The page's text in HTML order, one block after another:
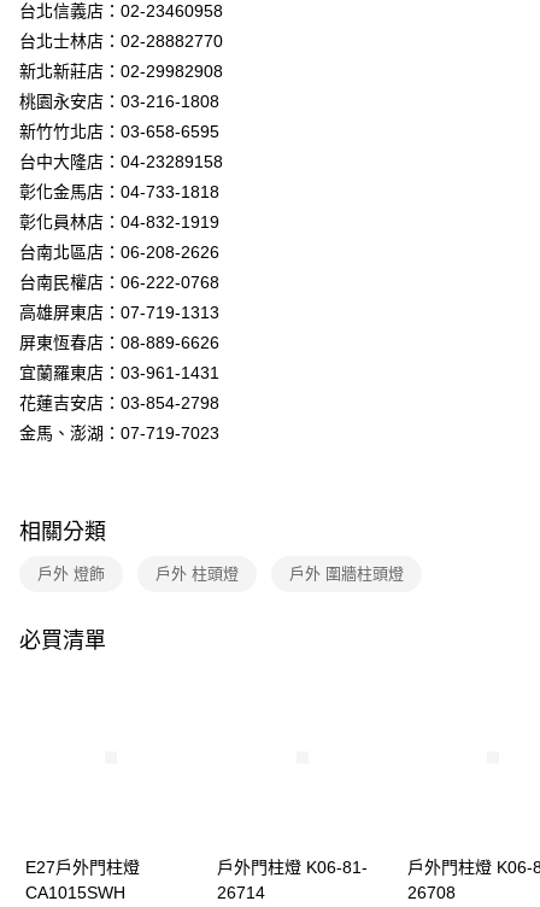
悠遊付
Google Pay
全盈+PAY
AFTEE先享後付
相關說明
【關於「AFTEE先享後付」】
AFTEE先享後付是「在收到商品之後才付款」的支付方式。 讓您購物簡單
便利好安心！
１．簡單：不需註冊會員、不需綁卡、不需儲值。
３．安心：先確認商品／服務後，再付款。
【「AFTEE先享後付」結帳流程】
１．於結帳方式選擇「AFTEE先享後付」後，將跳轉至「AFTEE先享後付」
結帳頁面，進行簡訊認證並確認金額後，即可完成結帳。
２．訂單成立數日內，您將收到繳費通知簡訊。
後付繳納相關費用。
是否繳費成功／繳費後需取消欲退款等相關疑問，請聯繫「AFTEE先享後付
【注意事項】
時審查核予不同之上限額度；若仍有額度不足之情形，本公司將視審查結果
請求用戶進行身份認證。
ATM付款
運送方式
新竹貨運宅配
台北信義店：02-23460958
台北士林店：02-28882770
新北新莊店：02-29982908
桃園永安店：03-216-1808
新竹竹北店：03-658-6595
台中大隆店：04-23289158
彰化金馬店：04-733-1818
彰化員林店：04-832-1919
台南北區店：06-208-2626
台南民權店：06-222-0768
高雄屏東店：07-719-1313
屏東恆春店：08-889-6626
宜蘭羅東店：03-961-1431
花蓮吉安店：03-854-2798
金馬、澎湖：07-719-7023
相關分類
戶外 燈飾 戶外 柱頭燈 戶外 圍牆柱頭燈
必買清單
E27戶外門柱燈
CA1015SWH
戶外門柱燈 K06-81-
26714
戶外門柱燈 K06-
26708